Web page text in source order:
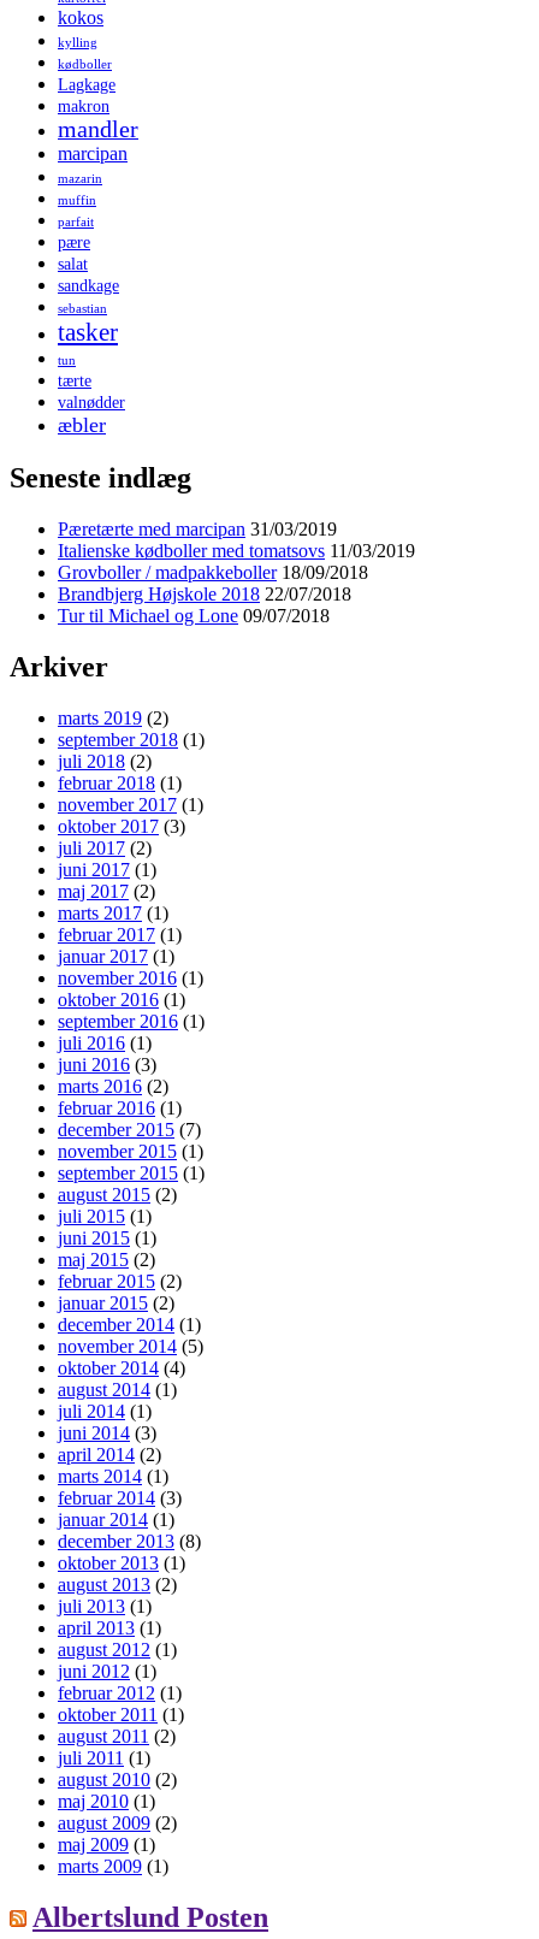
kokos
kylling
kødboller
Lagkage
makron
mandler
marcipan
mazarin
muffin
parfait
pære
salat
sandkage
sebastian
tasker
tun
tærte
valnødder
æbler
Seneste indlæg
Pæretærte med marcipan 31/03/2019
Italienske kødboller med tomatsovs 11/03/2019
Grovboller / madpakkeboller 18/09/2018
Brandbjerg Højskole 2018 22/07/2018
Tur til Michael og Lone 09/07/2018
Arkiver
marts 2019 (2)
september 2018 (1)
juli 2018 (2)
februar 2018 (1)
november 2017 (1)
oktober 2017 (3)
juli 2017 (2)
juni 2017 (1)
maj 2017 (2)
marts 2017 (1)
februar 2017 (1)
januar 2017 (1)
november 2016 (1)
oktober 2016 (1)
september 2016 (1)
juli 2016 (1)
juni 2016 (3)
marts 2016 (2)
februar 2016 (1)
december 2015 (7)
november 2015 (1)
september 2015 (1)
august 2015 (2)
juli 2015 (1)
juni 2015 (1)
maj 2015 (2)
februar 2015 (2)
januar 2015 (2)
december 2014 (1)
november 2014 (5)
oktober 2014 (4)
august 2014 (1)
juli 2014 (1)
juni 2014 (3)
april 2014 (2)
marts 2014 (1)
februar 2014 (3)
januar 2014 (1)
december 2013 (8)
oktober 2013 (1)
august 2013 (2)
juli 2013 (1)
april 2013 (1)
august 2012 (1)
juni 2012 (1)
februar 2012 (1)
oktober 2011 (1)
august 2011 (2)
juli 2011 (1)
august 2010 (2)
maj 2010 (1)
august 2009 (2)
maj 2009 (1)
marts 2009 (1)
Albertslund Posten